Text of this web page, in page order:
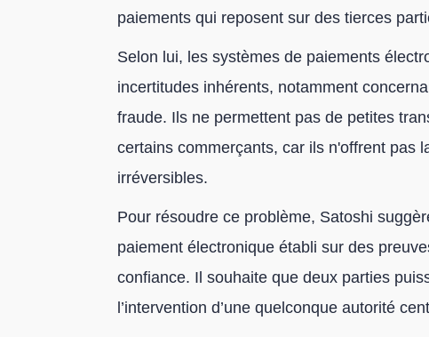
paiements qui reposent sur des tierces
Selon lui, les systèmes de paiements
incertitudes inhérents, notamment
fraude. Ils ne permettent pas de petites
certains commerçants, car ils n'offrent pas
irréversibles.
Pour résoudre ce problème, Satoshi
paiement électronique établi sur des
confiance. Il souhaite que deux parties
l’intervention d’une quelconque autorité